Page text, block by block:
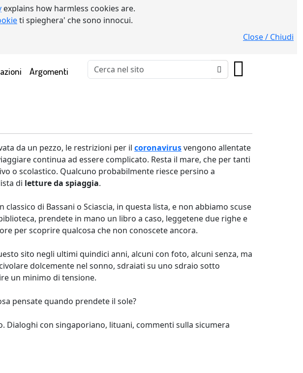
explains how harmless cookies are.
ti spieghera' che sono innocui.
Close / Chiudi
Argomenti
da un pezzo, le restrizioni per il coronavirusvengono allentate
continua ad essere complicato. Resta il mare, che per tanti
o scolastico. Qualcuno probabilmente riesce persino a
di letture da spiaggia.
di Bassani o Sciascia, in questa lista, e non abbiamo scuse
prendete in mano un libro a caso, leggetene due righe e
per scoprire qualcosa che non conoscete ancora.
sito negli ultimi quindici anni, alcuni con foto, alcuni senza, ma
dolcemente nel sonno, sdraiati su uno sdraio sotto
un minimo di tensione.
pensate quando prendete il sole?
Dialoghi con singaporiano, lituani, commenti sulla sicumera